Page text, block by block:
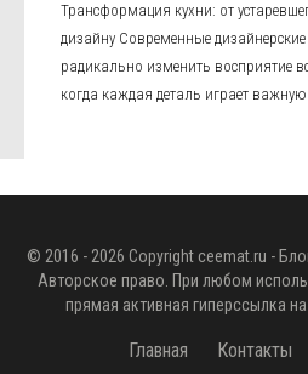
Трансформация кухни: от
дизайну Современные
радикально изменить восприятие
когда каждая деталь играет важную
© 2016 - 2026 Copyright ceemat.ru -
Авторское право. При любом
прямая активная гиперссылка на
Главная Контакты